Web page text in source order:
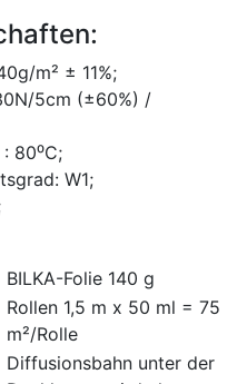
m² ± 11%;
5cm (±60%) /
80⁰C;
W1;
BILKA-Folie 140 g
Rollen 1,5 m x 50 ml = 75
m²/Rolle
Diffusionsbahn unter der